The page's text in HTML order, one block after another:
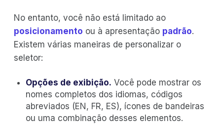
No entanto, você não está limitado ao
posicionamento ou à apresentação padrão.
Existem várias maneiras de personalizar o
seletor:
Opções de exibição. Você pode mostrar os
nomes completos dos idiomas, códigos
abreviados (EN, FR, ES), ícones de bandeiras
ou uma combinação desses elementos.